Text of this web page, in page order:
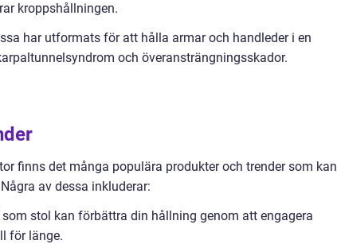
kroppshållningen.
har utformats för att hålla armar och handleder i en
och överansträngningsskador.
finns det många populära produkter och trender som kan
av dessa inkluderar:
stol kan förbättra din hållning genom att engagera
för länge.